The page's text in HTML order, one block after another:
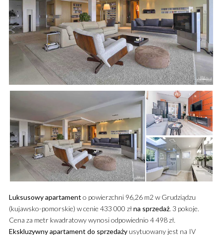
Luksusowyapartament o powierzchni 96,26 m2 w Grudziądzu
(kujawsko-pomorskie) w cenie 433 000 złna sprzedaż. 3 pokoje.
Cena za metr kwadratowy wynosi odpowiednio 4 498 zł.
Ekskluzywnyapartament do sprzedażyusytuowany jest na IV